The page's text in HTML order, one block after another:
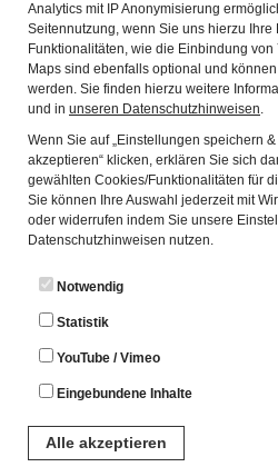
Analytics mit IP Anonymisierung
Seitennutzung, wenn Sie uns hierzu
Funktionalitäten, wie die Einbindung
Maps sind ebenfalls optional und
werden. Sie finden hierzu weitere
und in unseren Datenschutzhinweisen.
Wenn Sie auf „Einstellungen speichern &
akzeptieren“ klicken, erklären Sie sich
gewählten Cookies/Funktionalitäten für
Sie können Ihre Auswahl jederzeit mit
oder widerrufen indem Sie unsere
Datenschutzhinweisen nutzen.
Notwendig
Statistik
YouTube / Vimeo
Eingebundene Inhalte
Alle akzeptieren
Jahr Ausstellungstitel
2024/2025
Sport - Eure
Unterfranken &
Anfänge
2023/2024 Es war einmal...
2023
Woher | Wohin -
Ankommen und
2022/2023
2021/2022
Tierisch gut! Last-
Spessart
2021
Rund um die